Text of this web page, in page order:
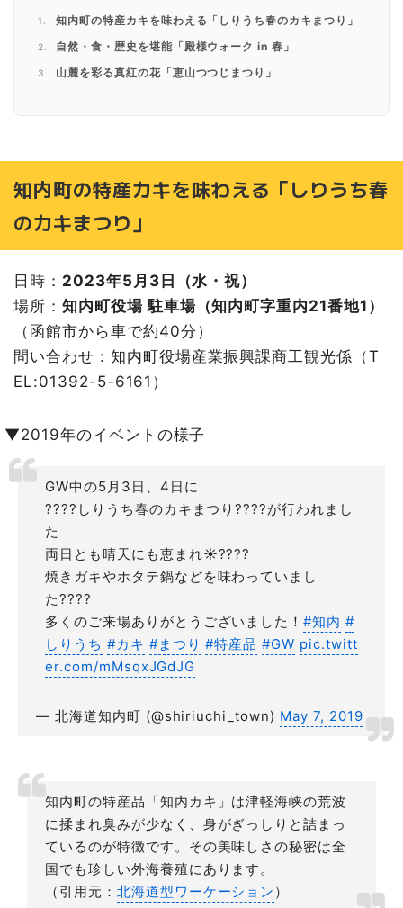
知内町の特産カキを味わえる「しりうち春のカキまつり」
自然・食・歴史を堪能「殿様ウォーク in 春」
山麓を彩る真紅の花「恵山つつじまつり」
特産品を販売「しかべ間歇泉 わくわくサンデー!!」
１万本の桜は必見「松前さくらまつり」
歴史ある公園で「五稜郭公園・函館公園のお花見」
道南最大級の桜イベント「北斗桜回廊」
満開の桜でお花見「もりまち桜まつり」
宿泊と食事、海洋体験が楽しめる「かもめ島マリンピング
～海と日本PROJECT～」
温泉でくつろぐサルたちが人気「サル山温泉」
知内町の特産カキを味わえる「しりうち春
のカキまつり」
日時： 2023年5月3日（水・祝）
場所： 知内町役場 駐車場（知内町字重内21番地1）
（函館市から車で約40分）
問い合わせ：知内町役場産業振興課商工観光係（T
EL:01392-5-6161）
▼2019年のイベントの様子
GW中の5月3日、4日に
????しりうち春のカキまつり????が行われまし
た
両日とも晴天にも恵まれ☀️????
焼きガキやホタテ鍋などを味わっていまし
た????
多くのご来場ありがとうございました！#知内 #
しりうち #カキ #まつり #特産品 #GW pic.twitt
er.com/mMsqxJGdJG
— 北海道知内町 (@shiriuchi_town) May 7, 2019
知内町の特産品「知内カキ」は津軽海峡の荒波
に揉まれ臭みが少なく、身がぎっしりと詰まっ
ているのが特徴です。その美味しさの秘密は全
国でも珍しい外海養殖にあります。
（引用元： 北海道型ワーケーション ）